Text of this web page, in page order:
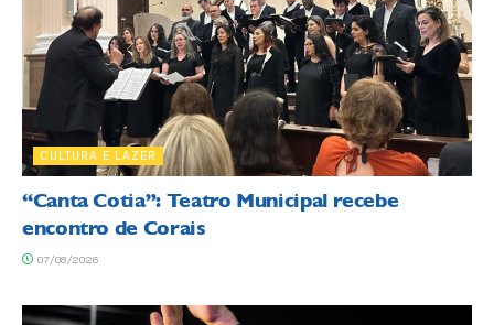
CULTURA E LAZER
“Canta Cotia”: Teatro Municipal recebe
encontro de Corais
07/08/2026